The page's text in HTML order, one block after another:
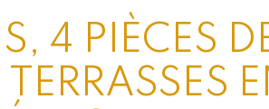
4 PIÈCES